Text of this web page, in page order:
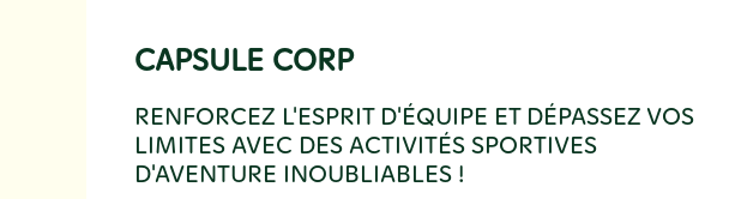
CAPSULE CORP
RENFORCEZ L'ESPRIT D'ÉQUIPE ET DÉPASSEZ VOS
LIMITES AVEC DES ACTIVITÉS SPORTIVES
D'AVENTURE INOUBLIABLES !